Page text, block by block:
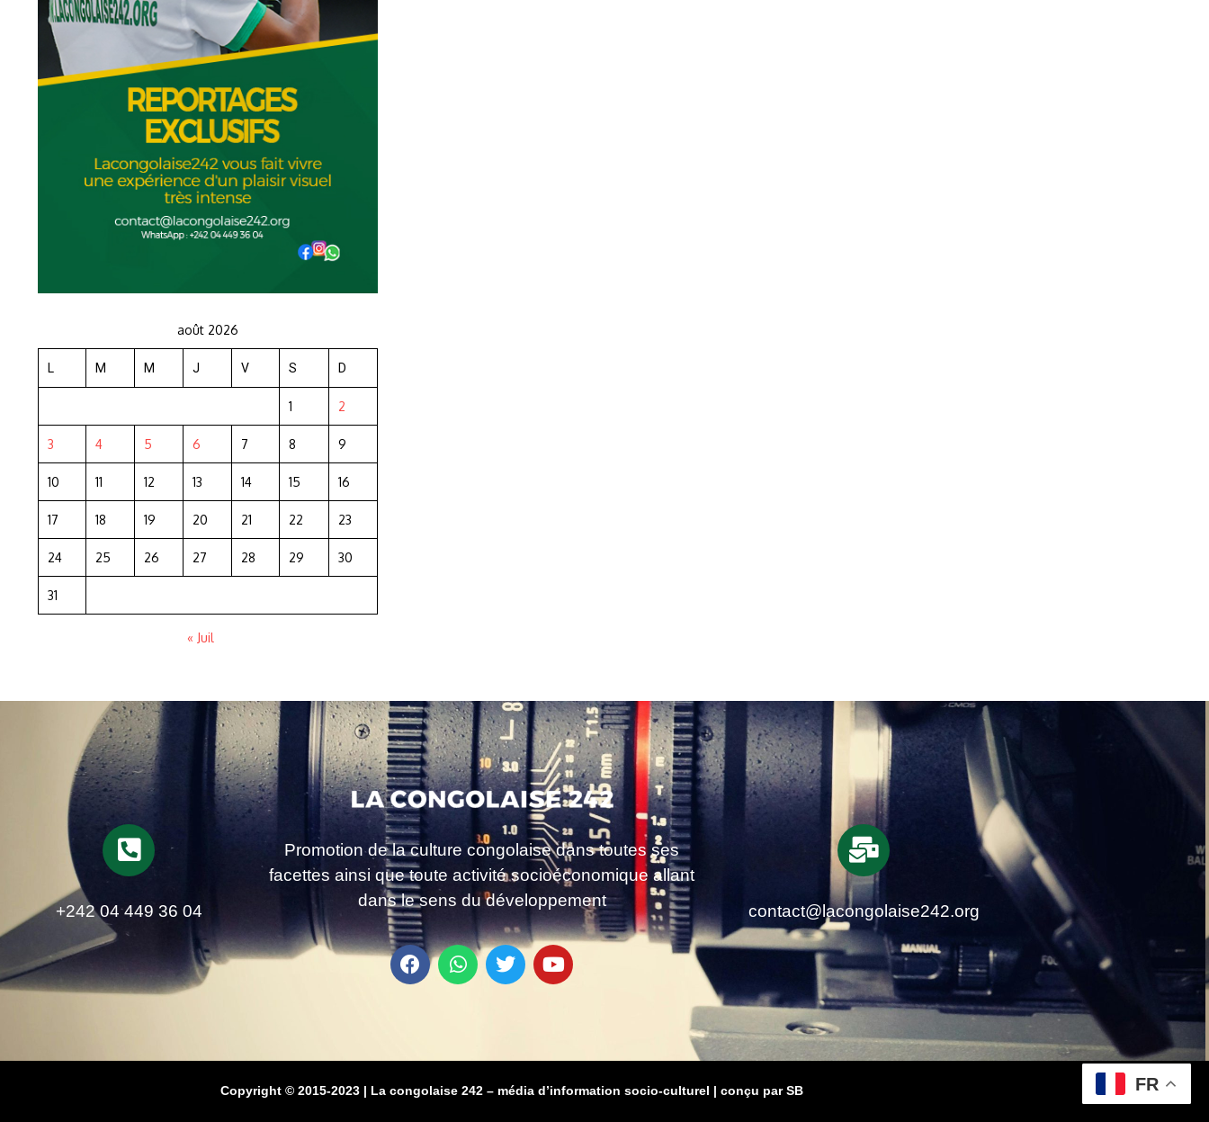
août 2026
L M M J V S D
1 2
3 4 5 6 7 8 9
10 11 12 13 14 15 16
17 18 19 20 21 22 23
24 25 26 27 28 29 30
31
« Juil
+242 04 449 36 04
Promotion de la culture congolaise dans toutes ses
facettes ainsi que toute activité socioéconomique allant
dans le sens du développement
contact@lacongolaise242.org
Copyright © 2015-2023 | La congolaise 242 – média d’information socio-culturel | conçu par SB FR